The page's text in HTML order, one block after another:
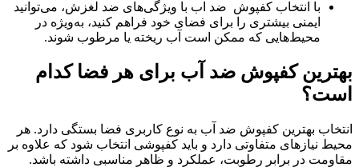
با انتخاب کفپوش ضد اب با ویژگی‌های ضد لغزش، می‌توانید
ایمنی بیشتری را برای فضای خود فراهم کنید، به‌ویژه در
محیط‌هایی که ممکن است آب ریخته یا مرطوب شوند.
بهترین کفپوش ضد آب برای هر فضا کدام
است؟
انتخاب بهترین کفپوش ضد آب به نوع کاربری فضا بستگی دارد. هر
محیط نیازهای متفاوتی دارد و باید کفپوشی انتخاب شود که علاوه بر
مقاومت در برابر رطوبت، عملکرد و ظاهر مناسبی داشته باشد.